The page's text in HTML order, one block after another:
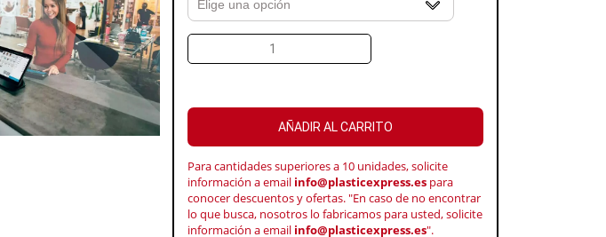
AÑADIR AL CARRITO
Para cantidades superiores a 10 unidades, solicite
información a email info@plasticexpress.espara
conocer descuentos y ofertas. "En caso de no encontrar
lo que busca, nosotros lo fabricamos para usted, solicite
información a email info@plasticexpress.es".